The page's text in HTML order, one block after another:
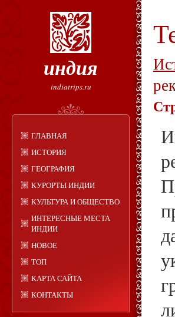
индия
indiatrips.ru
ГЛАВНАЯ
ИСТОРИЯ
ГЕОГРАФИЯ
КУРОРТЫ ИНДИИ
КУЛЬТУРА И ОБЩЕСТВО
ИНТЕРЕСНЫЕ МЕСТА
ИНДИИ
НОВОЕ
ТОП
КАРТА САЙТА
КОНТАКТЫ